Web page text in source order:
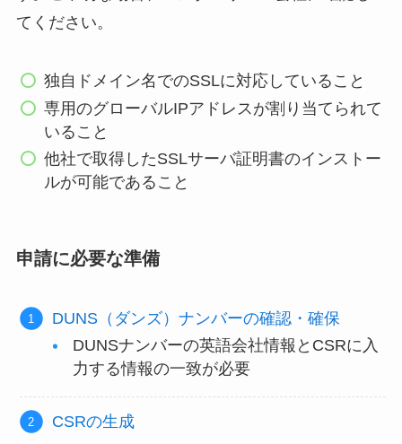
てください。
独自ドメイン名でのSSLに対応していること
専用のグローバルIPアドレスが割り当てられて
いること
他社で取得したSSLサーバ証明書のインストー
ルが可能であること
申請に必要な準備
DUNS（ダンズ）ナンバーの確認・確保
DUNSナンバーの英語会社情報とCSRに入
力する情報の一致が必要
CSRの生成